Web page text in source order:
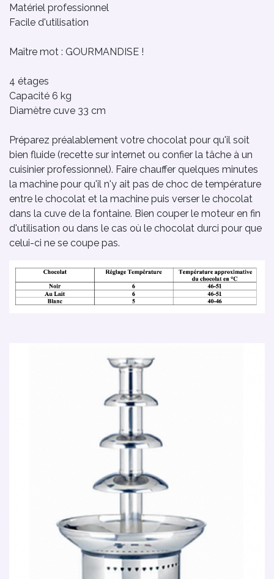
Matériel professionnel
Facile d'utilisation
Maître mot : GOURMANDISE !
4 étages
Capacité 6 kg
Diamètre cuve 33 cm
Préparez préalablement votre chocolat pour qu'il soit
bien fluide (recette sur internet ou confier la tâche à un
cuisinier professionnel). Faire chauffer quelques minutes
la machine pour qu'il n'y ait pas de choc de température
entre le chocolat et la machine puis verser le chocolat
dans la cuve de la fontaine. Bien couper le moteur en fin
d'utilisation ou dans le cas où le chocolat durci pour que
celui-ci ne se coupe pas.